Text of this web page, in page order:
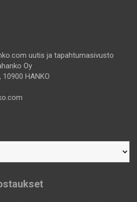
uutis ja tapahtumasivusto
Oy
HANKO